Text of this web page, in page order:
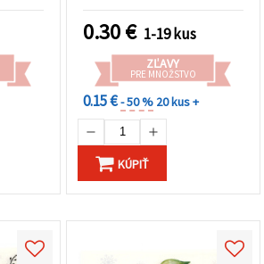
0.30€ 1-19 kus
ZĽAVY
PRE MNOŽSTVO
0.15 €- 50 % 20 kus +
KÚPIŤ